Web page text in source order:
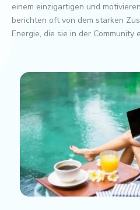
einem einzigartigen und
berichten oft von dem starken
Energie, die sie in der Community